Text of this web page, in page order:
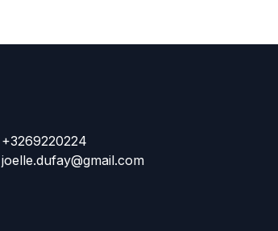
+3269220224
joelle.dufay@gmail.com